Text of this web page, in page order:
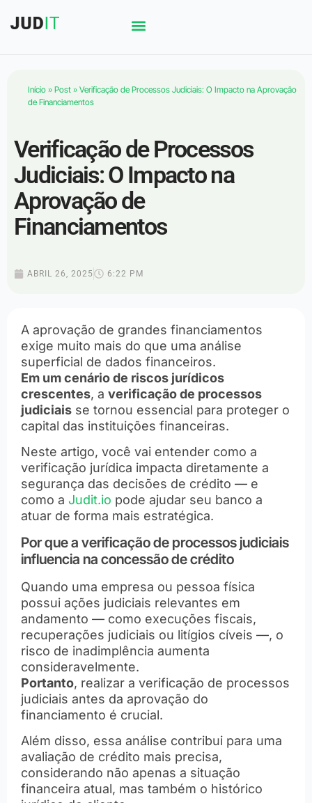
Início » Post » Verificação de Processos Judiciais: O Impacto na Aprovação
de Financiamentos
Verificação de Processos
Judiciais: O Impacto na
Aprovação de
Financiamentos
ABRIL 26, 2025 6:22 PM
A aprovação de grandes financiamentos
exige muito mais do que uma análise
superficial de dados financeiros.
Em um cenário de riscos jurídicos
crescentes, a verificação de processos
judiciais se tornou essencial para proteger o
capital das instituições financeiras.
Neste artigo, você vai entender como a
verificação jurídica impacta diretamente a
segurança das decisões de crédito — e
como a Judit.io pode ajudar seu banco a
atuar de forma mais estratégica.
Por que a verificação de processos judiciais
influencia na concessão de crédito
Quando uma empresa ou pessoa física
possui ações judiciais relevantes em
andamento — como execuções fiscais,
recuperações judiciais ou litígios cíveis —, o
risco de inadimplência aumenta
consideravelmente.
Portanto, realizar a verificação de processos
judiciais antes da aprovação do
financiamento é crucial.
Além disso, essa análise contribui para uma
avaliação de crédito mais precisa,
considerando não apenas a situação
financeira atual, mas também o histórico